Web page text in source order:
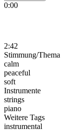
0:00
2:42
Stimmung/Thema
calm
peaceful
soft
Instrumente
strings
piano
Weitere Tags
instrumental